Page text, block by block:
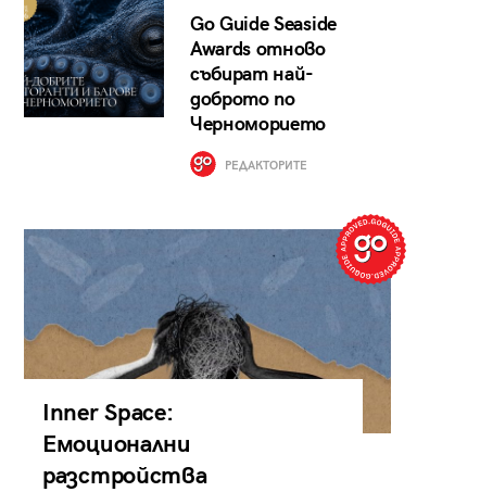
Go Guide Seaside
Awards отново
събират най-
доброто по
Черноморието
РЕДАКТОРИТЕ
Inner Space:
Емоционални
разстройства